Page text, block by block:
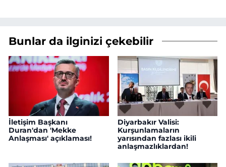
Bunlar da ilginizi çekebilir
İletişim Başkanı
Duran'dan 'Mekke
Anlaşması' açıklaması!
Diyarbakır Valisi:
Kurşunlamaların
yarısından fazlası ikili
anlaşmazlıklardan!